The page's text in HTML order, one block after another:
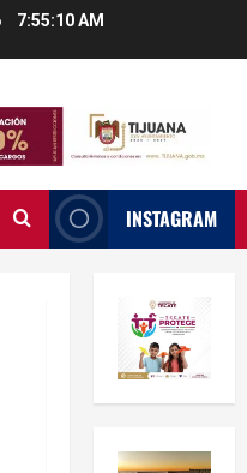
7:55:11 AM
INSTAGRAM